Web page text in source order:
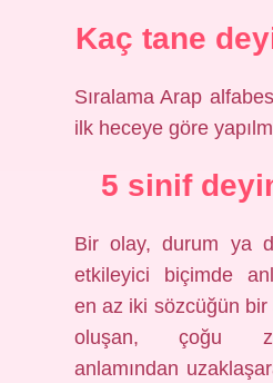
Kaç tane
Sıralama Arap
ilk heceye göre
5 sinif
Bir olay, durum ya
etkileyici biçimde
en az iki sözcüğün
oluşan, çoğu
anlamından